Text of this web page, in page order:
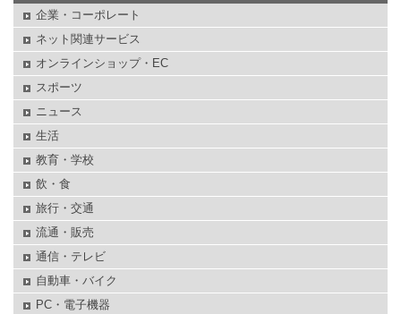
企業・コーポレート
ネット関連サービス
オンラインショップ・EC
スポーツ
ニュース
生活
教育・学校
飲・食
旅行・交通
流通・販売
通信・テレビ
自動車・バイク
PC・電子機器